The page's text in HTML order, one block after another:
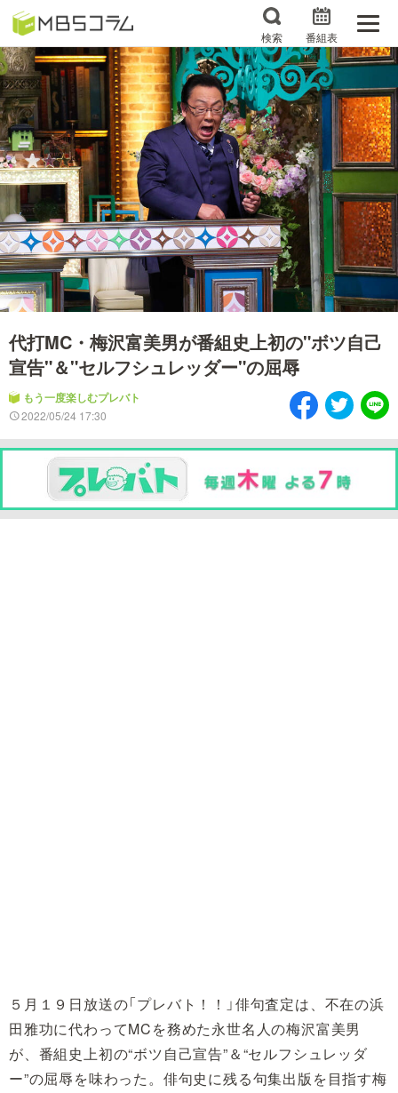
検索 番組表
番組コラムから探す
日曜日の初耳学 復習編 エンタメMBS
3分で読める！『ザ・リー
ダー』たちの泣き笑い
もう一度楽しむプレバト
サタプラ ～気になる情
報をちょこっとプラス～
所さんお届けモノです！
の気になるトコロ
推しといつまでも 月曜の蛙、大海を知る。
マニアックでメカニカル
ポーツ
何が起こるかホンマにわ
トリセツ
情熱大陸を読む
レストランだけじゃない
「水野真紀の魔法のレスト
痛快！明石家電視台に、
エエ話はいらんねん！
読める！「生！池上彰×山
代打MC・梅沢富美男が番組史上初の"ボツ自己
宣告"＆"セルフシュレッダー"の屈辱
もう一度楽しむプレバト
2022/05/24 17:30
５月１９日放送の「プレバト！！」俳句査定は、不在の浜
田雅功に代わってMCを務めた永世名人の梅沢富美男
が、番組史上初の“ボツ自己宣告”＆“セルフシュレッダ
ー”の屈辱を味わった。俳句史に残る句集出版を目指す梅